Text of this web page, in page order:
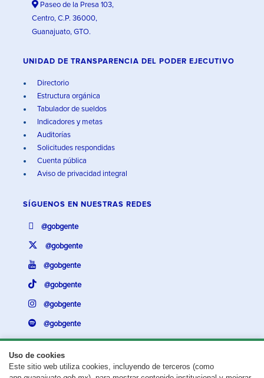
Uso de cookies
Este sitio web utiliza cookies, incluyendo de terceros (como
Paseo de la Presa 103,
Centro, C.P. 36000,
Guanajuato, GTO.
UNIDAD DE TRANSPARENCIA DEL PODER EJECUTIVO
Directorio
Estructura orgánica
Tabulador de sueldos
Indicadores y metas
Auditorías
Solicitudes respondidas
Cuenta pública
Aviso de privacidad integral
SÍGUENOS EN NUESTRAS REDES
@gobgente
@gobgente
@gobgente
@gobgente
@gobgente
@gobgente
¿Existe algún problema con esta página?Repórtalo aquí.